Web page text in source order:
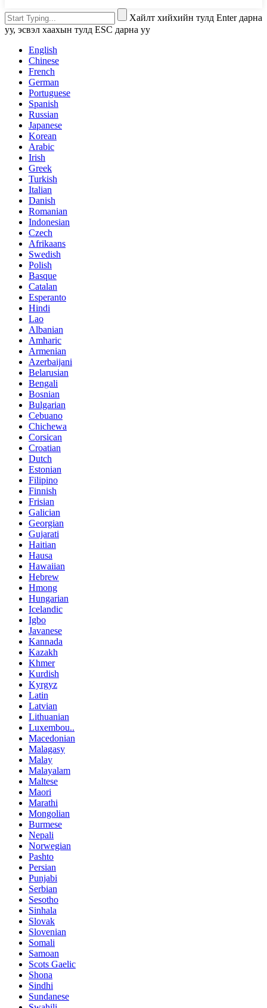
Хайлт хийхийн тулд Enter дарна
уу, эсвэл хаахын тулд ESC дарна уу
English
Chinese
French
German
Portuguese
Spanish
Russian
Japanese
Korean
Arabic
Irish
Greek
Turkish
Italian
Danish
Romanian
Indonesian
Czech
Afrikaans
Swedish
Polish
Basque
Catalan
Esperanto
Hindi
Lao
Albanian
Amharic
Armenian
Azerbaijani
Belarusian
Bengali
Bosnian
Bulgarian
Cebuano
Chichewa
Corsican
Croatian
Dutch
Estonian
Filipino
Finnish
Frisian
Galician
Georgian
Gujarati
Haitian
Hausa
Hawaiian
Hebrew
Hmong
Hungarian
Icelandic
Igbo
Javanese
Kannada
Kazakh
Khmer
Kurdish
Kyrgyz
Latin
Latvian
Lithuanian
Luxembou..
Macedonian
Malagasy
Malay
Malayalam
Maltese
Maori
Marathi
Mongolian
Burmese
Nepali
Norwegian
Pashto
Persian
Punjabi
Serbian
Sesotho
Sinhala
Slovak
Slovenian
Somali
Samoan
Scots Gaelic
Shona
Sindhi
Sundanese